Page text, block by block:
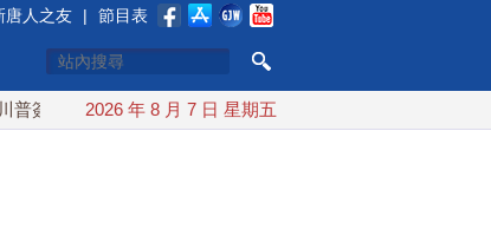
唐人之友 | 節目表
行政令 對多晶矽課15%關稅
2026 年 8 月 7 日 星期五